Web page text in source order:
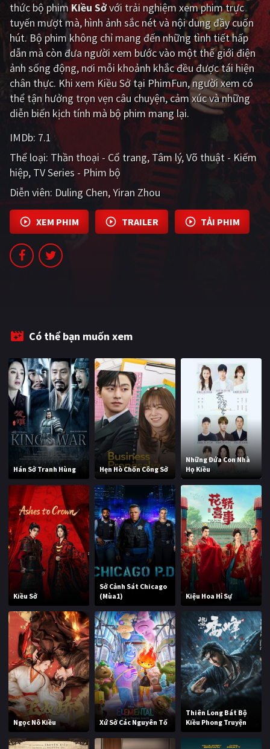
Viễn Tây Tiểu sử
GameShow DramaTV
QUỐC GIA
Âu - Mỹ Trung Quốc - Hồng Kông
Hàn Quốc Nhật Bản
Ấn Độ Việt Nam
Tổng hợp
CẬP NHẬT
PHIM MỚI
PHIM BỘ
PHIM LẺ
thức bộ phimKiều Sởvới trải nghiệm xem phim trực
tuyến mượt mà, hình ảnh sắc nét và nội dung đầy cuốn
hút. Bộ phim không chỉ mang đến những tình tiết hấp
dẫn mà còn đưa người xem bước vào một thế giới điện
ảnh sống động, nơi mỗi khoảnh khắc đều được tái hiện
chân thực. Khi xem Kiều Sở tại PhimFun, người xem có
thể tận hưởng trọn vẹn câu chuyện, cảm xúc và những
diễn biến kịch tính mà bộ phim mang lại.
IMDb: 7.1
Thể loại: Thần thoại - Cổ trang Tâm lý Võ thuật - Kiếm
hiệp TV Series - Phim bộ
Diễn viên: Duling Chen Yiran Zhou
XEM PHIM TRAILER TẢI PHIM
Có thể bạn muốn xem
Hán Sở Tranh Hùng Hẹn Hò Chốn Công Sở
Những Đứa Con Nhà
Họ Kiều
Kiều Sở
Sở Cảnh Sát Chicago
(Mùa1)
Kiệu Hoa Hỉ Sự
Ngọc Nô Kiều Xứ Sở Các Nguyên Tố
Thiên Long Bát Bộ
Kiều Phong Truyện